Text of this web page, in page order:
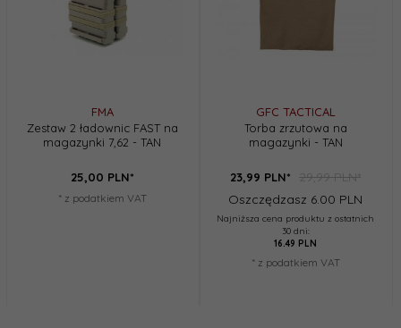
FMA
Zestaw 2 ładownic FAST na
magazynki 7,62 - TAN
25,00 PLN*
* z podatkiem VAT
GFC TACTICAL
Torba zrzutowa na
magazynki - TAN
23,99 PLN*
29,99 PLN*
Oszczędzasz 6.00 PLN
Najniższa cena produktu z ostatnich
30 dni:
16.49 PLN
* z podatkiem VAT